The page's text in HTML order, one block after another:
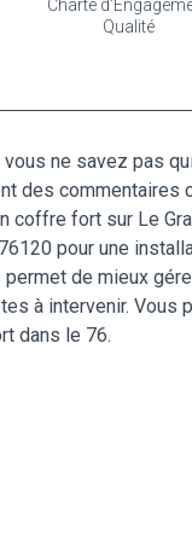
Charte
Qualité
ne savez pas
des commentaires
fort sur Le
pour une
de mieux
à intervenir. Vous
dans le 76.